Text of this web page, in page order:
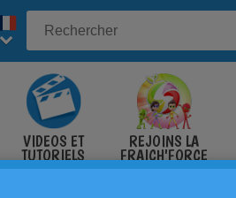
VIDÉOS ET
TUTORIELS
REJOINS LA
FRAICH'FORCE